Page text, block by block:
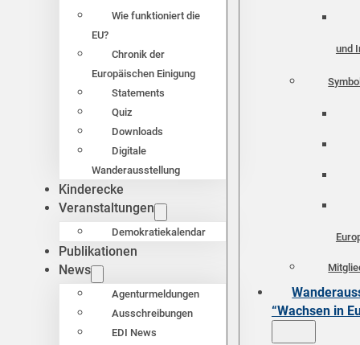
Wie funktioniert die
EU?
Chronik der
Europäischen Einigung
Statements
Quiz
Downloads
Digitale
Wanderausstellung
Kinderecke
Veranstaltungen
Demokratiekalendar
Publikationen
News
Agenturmeldungen
Ausschreibungen
EDI News
und
“Wachsen in